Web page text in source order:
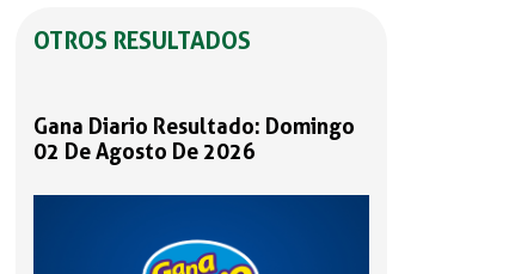
OTROS RESULTADOS
Gana Diario Resultado: Domingo
02 De Agosto De 2026